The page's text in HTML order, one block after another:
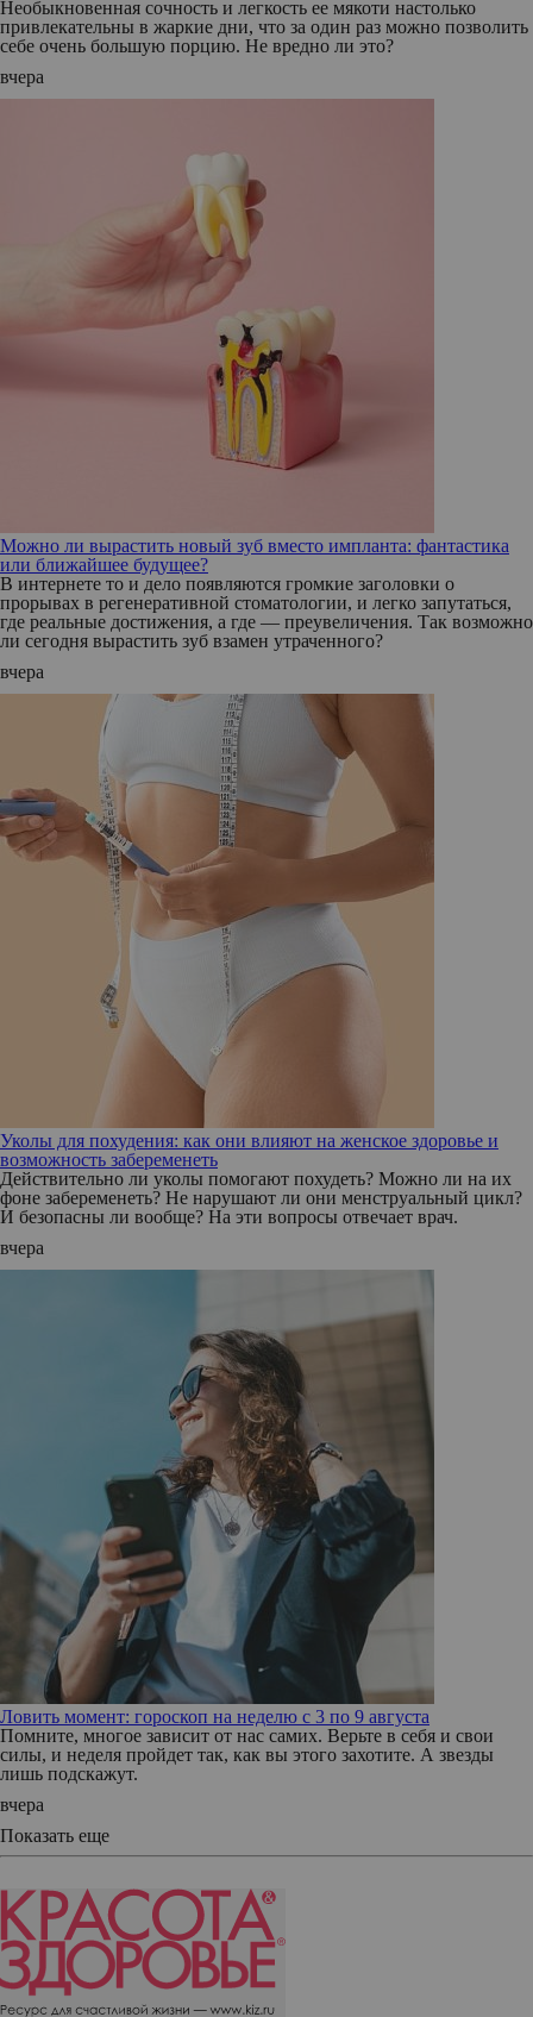
Необыкновенная сочность и легкость ее мякоти настолько
привлекательны в жаркие дни, что за один раз можно позволить
себе очень большую порцию. Не вредно ли это?
вчера
Можно ли вырастить новый зуб вместо импланта: фантастика
или ближайшее будущее?
В интернете то и дело появляются громкие заголовки о
прорывах в регенеративной стоматологии, и легко запутаться,
где реальные достижения, а где — преувеличения. Так возможно
ли сегодня вырастить зуб взамен утраченного?
вчера
Уколы для похудения: как они влияют на женское здоровье и
возможность забеременеть
Действительно ли уколы помогают похудеть? Можно ли на их
фоне забеременеть? Не нарушают ли они менструальный цикл?
И безопасны ли вообще? На эти вопросы отвечает врач.
вчера
Ловить момент: гороскоп на неделю с 3 по 9 августа
Помните, многое зависит от нас самих. Верьте в себя и свои
силы, и неделя пройдет так, как вы этого захотите. А звезды
лишь подскажут.
вчера
Показать еще